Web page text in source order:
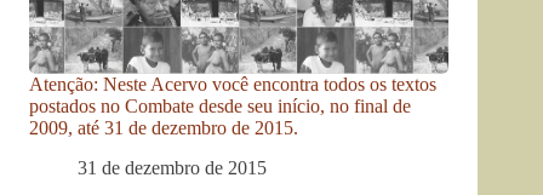
Atenção: Neste Acervo você encontra todos os textos
postados no Combate desde seu início, no final de
2009, até 31 de dezembro de 2015.
31 de dezembro de 2015